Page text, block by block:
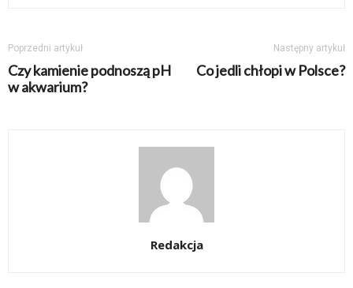
Poprzedni artykuł
Czy kamienie podnoszą pH
w akwarium?
Następny artykuł
Co jedli chłopi w Polsce?
Redakcja